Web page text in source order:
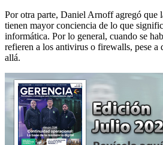
Por otra parte, Daniel Arnoff agregó que
tienen mayor conciencia de lo que
informática. Por lo general, cuando se
refieren a los antivirus o firewalls, pese a
allá.